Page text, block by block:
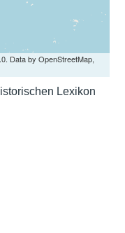
Data by OpenStreetMap,
Lexikon